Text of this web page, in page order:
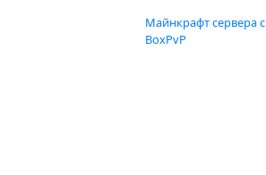
Майнкрафт сервера с
BoxPvP